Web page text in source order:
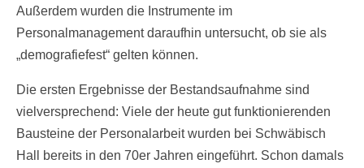
Außerdem wurden die Instrumente im
Personalmanagement daraufhin untersucht, ob sie als
„demografiefest“ gelten können.
Die ersten Ergebnisse der Bestandsaufnahme sind
vielversprechend: Viele der heute gut funktionierenden
Bausteine der Personalarbeit wurden bei Schwäbisch
Hall bereits in den 70er Jahren eingeführt. Schon damals